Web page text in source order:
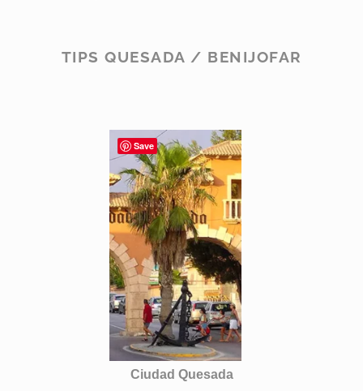
TIPS QUESADA / BENIJOFAR
Ciudad Quesada
Save